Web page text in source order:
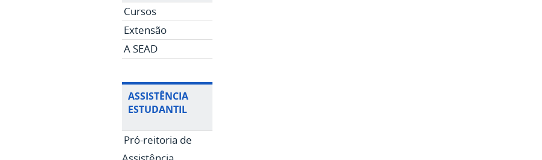
Cursos
Extensão
A SEAD
ASSISTÊNCIA
ESTUDANTIL
Pró-reitoria de